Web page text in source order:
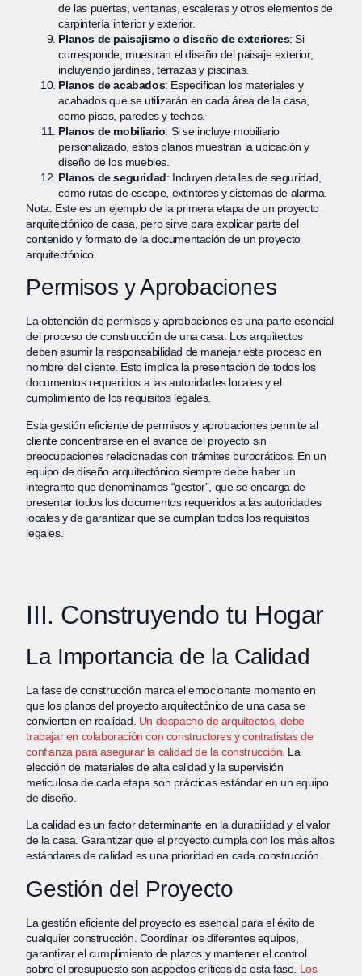
de las puertas, ventanas, escaleras y otros elementos de
carpintería interior y exterior.
Planos de paisajismo o diseño de exteriores: Si
corresponde, muestran el diseño del paisaje exterior,
incluyendo jardines, terrazas y piscinas.
Planos de acabados: Especifican los materiales y
acabados que se utilizarán en cada área de la casa,
como pisos, paredes y techos.
Planos de mobiliario: Si se incluye mobiliario
personalizado, estos planos muestran la ubicación y
diseño de los muebles.
Planos de seguridad: Incluyen detalles de seguridad,
como rutas de escape, extintores y sistemas de alarma.
Nota: Este es un ejemplo de la primera etapa de un proyecto
arquitectónico de casa, pero sirve para explicar parte del
contenido y formato de la documentación de un proyecto
arquitectónico.
Permisos y Aprobaciones
La obtención de permisos y aprobaciones es una parte esencial
del proceso de construcción de una casa. Los arquitectos
deben asumir la responsabilidad de manejar este proceso en
nombre del cliente. Esto implica la presentación de todos los
documentos requeridos a las autoridades locales y el
cumplimiento de los requisitos legales.
Esta gestión eficiente de permisos y aprobaciones permite al
cliente concentrarse en el avance del proyecto sin
preocupaciones relacionadas con trámites burocráticos. En un
equipo de diseño arquitectónico siempre debe haber un
integrante que denominamos “gestor”, que se encarga de
presentar todos los documentos requeridos a las autoridades
locales y de garantizar que se cumplan todos los requisitos
legales.
III. Construyendo tu Hogar
La Importancia de la Calidad
La fase de construcción marca el emocionante momento en
que los planos del proyecto arquitectónico de una casa se
convierten en realidad. Un despacho de arquitectos, debe
trabajar en colaboración con constructores y contratistas de
confianza para asegurar la calidad de la construcción. La
elección de materiales de alta calidad y la supervisión
meticulosa de cada etapa son prácticas estándar en un equipo
de diseño.
La calidad es un factor determinante en la durabilidad y el valor
de la casa. Garantizar que el proyecto cumpla con los más altos
estándares de calidad es una prioridad en cada construcción.
Gestión del Proyecto
La gestión eficiente del proyecto es esencial para el éxito de
cualquier construcción. Coordinar los diferentes equipos,
garantizar el cumplimiento de plazos y mantener el control
sobre el presupuesto son aspectos críticos de esta fase. Los